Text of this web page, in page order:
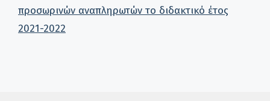
προσωρινών αναπληρωτών το διδακτικό έτος
2021-2022